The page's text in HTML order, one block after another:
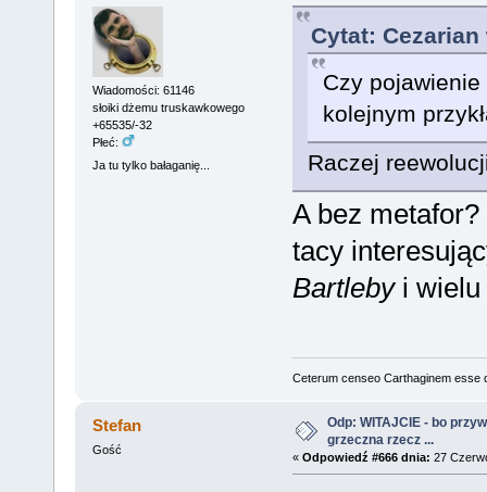
Wiadomości: 61146
słoiki dżemu truskawkowego
+65535/-32
Płeć:
Ja tu tylko bałaganię...
Cytat: Cezarian
Czy
kolejnym
Raczej
A bez
tacy
Bartlebyi wielu
Ceterum censeo Carthaginem esse
Stefan
Gość
Odp: WITAJCIE - bo
grzeczna rzecz ...
« Odpowiedź #666 dnia: 27